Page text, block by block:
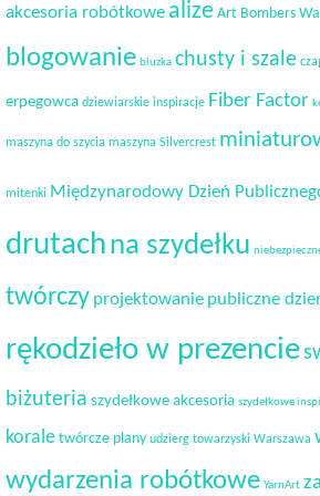
akcesoria robótkowe alize Art Bombers
blogowanie bluzka chusty i szale
erpegowca dziewiarskie inspiracje Fiber Factor
maszyna do szycia maszyna Silvercrest
mitenki Międzynarodowy Dzień
drutachna szydełku
twórczy projektowanie publiczne
rękodzieło w prezencie
biżuteria szydełkowe akcesoria szydełkowe
korale twórcze plany udzierg towarzyski Warszawa
wydarzenia robótkowe YarnArt